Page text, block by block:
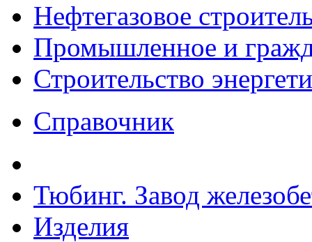
Нефтегазовое
Промышленное и
Строительство
Справочник
Тюбинг. Завод
Изделия